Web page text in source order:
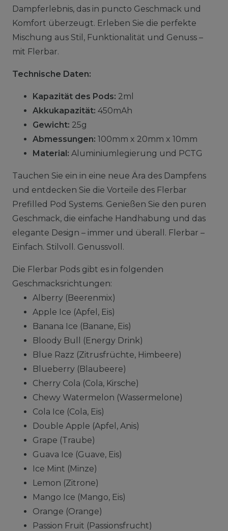
Dampferlebnis, das in puncto Geschmack und
Komfort überzeugt. Erleben Sie die perfekte
Mischung aus Stil, Funktionalität und Genuss –
mit Flerbar.
Technische Daten:
Kapazität des Pods: 2ml
Akkukapazität: 450mAh
Gewicht: 25g
Abmessungen: 100mm x 20mm x 10mm
Material: Aluminiumlegierung und PCTG
Tauchen Sie ein in eine neue Ära des Dampfens
und entdecken Sie die Vorteile des Flerbar
Prefilled Pod Systems. Genießen Sie den puren
Geschmack, die einfache Handhabung und das
elegante Design – immer und überall. Flerbar –
Einfach. Stilvoll. Genussvoll.
Die Flerbar Pods gibt es in folgenden
Geschmacksrichtungen:
Alberry (Beerenmix)
Apple Ice (Apfel, Eis)
Banana Ice (Banane, Eis)
Bloody Bull (Energy Drink)
Blue Razz (Zitrusfrüchte, Himbeere)
Blueberry (Blaubeere)
Cherry Cola (Cola, Kirsche)
Chewy Watermelon (Wassermelone)
Cola Ice (Cola, Eis)
Double Apple (Apfel, Anis)
Grape (Traube)
Guava Ice (Guave, Eis)
Ice Mint (Minze)
Lemon (Zitrone)
Mango Ice (Mango, Eis)
Orange (Orange)
Passion Fruit (Passionsfrucht)